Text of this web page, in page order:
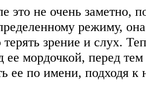
это не очень заметно,
режиму,
зрение и слух.
ее мордочкой, перед тем
ее по имени, подходя